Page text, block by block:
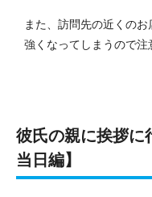
また、訪問先の近くの
強くなってしまうので注
彼氏の親に挨拶に
当日編】